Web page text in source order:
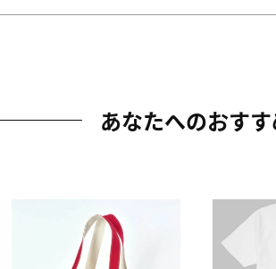
あなたへのおす